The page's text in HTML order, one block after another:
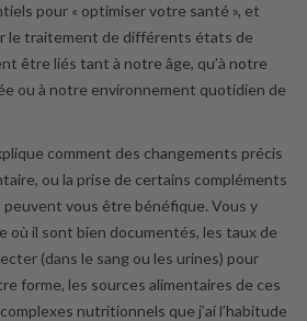
pour « optimiser votre santé », et
le traitement de différents états de
être liés tant à notre âge, qu’à notre
ou à notre environnement quotidien de
comment des changements précis
ou la prise de certains compléments
vous être bénéfique. Vous y
où il sont bien documentés, les taux de
(dans le sang ou les urines) pour
forme, les sources alimentaires de ces
nutritionnels que j’ai l’habitude